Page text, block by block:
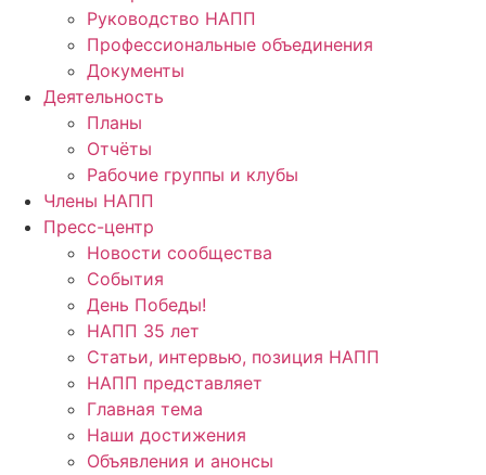
Руководство НАПП
Профессиональные объединения
Документы
Деятельность
Планы
Отчёты
Рабочие группы и клубы
Члены НАПП
Пресс-центр
Новости сообщества
События
День Победы!
НАПП 35 лет
Статьи, интервью, позиция НАПП
НАПП представляет
Главная тема
Наши достижения
Объявления и анонсы